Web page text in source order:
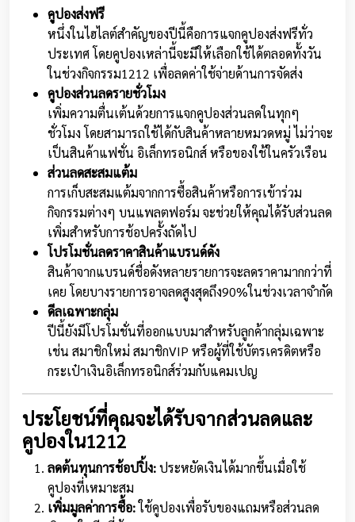
คูปองส่งฟรี
หนึ่งในไฮไลต์สำคัญของปีนี้คือการแจกคูปองส่งฟรีทั่ว
ประเทศ โดยคูปองเหล่านี้จะมีให้เลือกใช้ได้ตลอดทั้งวัน
ในช่วงกิจกรรม1212 เพื่อลดค่าใช้จ่ายด้านการจัดส่ง
คูปองส่วนลดรายชั่วโมง
เพิ่มความตื่นเต้นด้วยการแจกคูปองส่วนลดในทุกๆ
ชั่วโมง โดยสามารถใช้ได้กับสินค้าหลายหมวดหมู่ ไม่ว่าจะ
เป็นสินค้าแฟชั่น อิเล็กทรอนิกส์ หรือของใช้ในครัวเรือน
ส่วนลดสะสมแต้ม
การเก็บสะสมแต้มจากการซื้อสินค้าหรือการเข้าร่วม
กิจกรรมต่างๆ บนแพลตฟอร์ม จะช่วยให้คุณได้รับส่วนลด
เพิ่มสำหรับการช้อปครั้งถัดไป
โปรโมชั่นลดราคาสินค้าแบรนด์ดัง
สินค้าจากแบรนด์ชื่อดังหลายรายการจะลดราคามากกว่าที่
เคย โดยบางรายการอาจลดสูงสุดถึง90%ในช่วงเวลาจำกัด
ดีลเฉพาะกลุ่ม
ปีนี้ยังมีโปรโมชั่นที่ออกแบบมาสำหรับลูกค้ากลุ่มเฉพาะ
เช่น สมาชิกใหม่ สมาชิกVIP หรือผู้ที่ใช้บัตรเครดิตหรือ
กระเป๋าเงินอิเล็กทรอนิกส์ร่วมกับแคมเปญ
ประโยชน์ที่คุณจะได้รับจากส่วนลดและ
คูปองใน1212
ลดต้นทุนการช้อปปิ้ง:ประหยัดเงินได้มากขึ้นเมื่อใช้
คูปองที่เหมาะสม
เพิ่มมูลค่าการซื้อ:ใช้คูปองเพื่อรับของแถมหรือส่วนลด